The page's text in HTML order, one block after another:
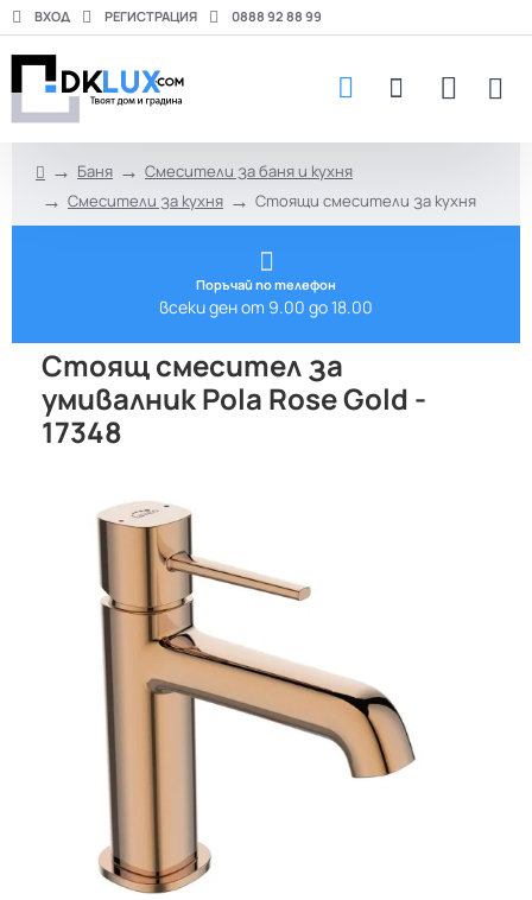
ВХОД РЕГИСТРАЦИЯ 0888 92 88 99
Баня
Смесители за баня и кухня
Смесители за кухня
Стоящи смесители за кухня
Поръчай по телефон
всеки ден от 9.00 до 18.00
Стоящ смесител за
умивалник Pola Rose Gold -
17348